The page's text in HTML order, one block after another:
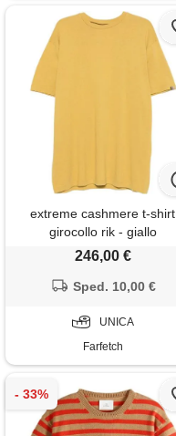
extreme cashmere t-shirt
girocollo rik - giallo
246,00 €
Sped. 10,00 €
UNICA
Farfetch